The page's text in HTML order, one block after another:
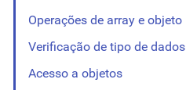
Operações de array e objeto
Verificação de tipo de dados
Acesso a objetos